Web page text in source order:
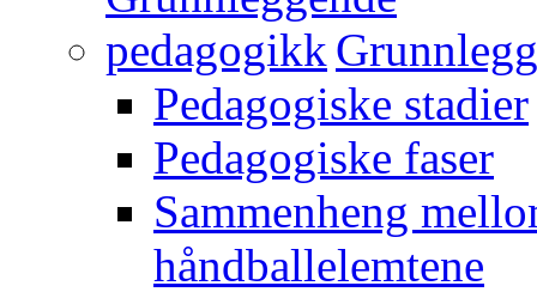
Pedagogiske stadier
Pedagogiske faser
Sammenheng
håndballelemtene